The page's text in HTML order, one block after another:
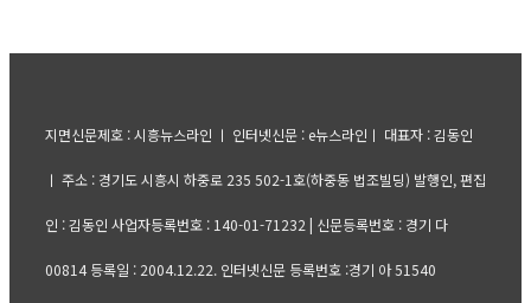
지면신문제호 : 시흥뉴스라인 ㅣ 인터넷신문 : e뉴스라인ㅣ 대표자 : 김동인
ㅣ 주소 : 경기도 시흥시 하중로 235 502-1호(하중동 법조빌딩) 발행인, 편집
인 : 김동인 사업자등록번호 : 140-01-71232 | 신문등록번호 : 경기 다
00814 등록일 : 2004.12.22. 인터넷신문 등록번호 :경기 아 51540